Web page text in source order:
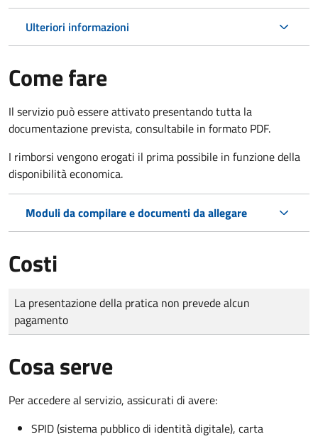
Ulteriori informazioni
Come fare
Il servizio può essere attivato presentando tutta la
documentazione prevista, consultabile in formato PDF.
I rimborsi vengono erogati il prima possibile in funzione della
disponibilità economica.
Moduli da compilare e documenti da allegare
Costi
Tipo di pagamento
Importo
La presentazione della pratica non prevede alcun
pagamento
Cosa serve
Per accedere al servizio, assicurati di avere:
SPID (sistema pubblico di identità digitale), carta